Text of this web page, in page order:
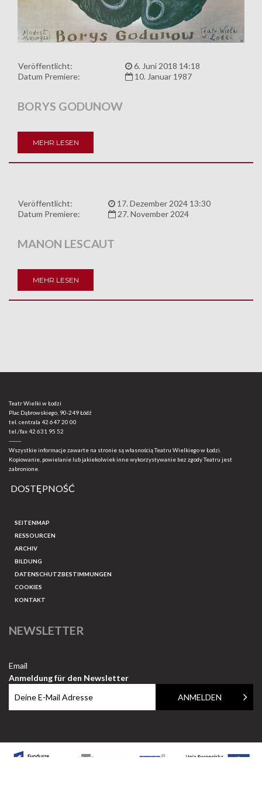
Veröffentlicht:
6. Juni 2018 14:18
Datum Premiere:
10. Januar 1987
BORYS GODUNOW
MEHR LESEN
Veröffentlicht:
17. Dezember 2024 13:30
Datum Premiere:
27. November 2024
MANON LESCAUT
MEHR LESEN
Teatr Wielki w Łodzi
Plac Dąbrowskiego, 90-249 Łódź
tel. centrala 42 647 20 00
tel./fax42 631 95 52
-------
Wszystkie informacje zawarte na stronie są własnością Teatru Wielkiego w Łodzi.
Kopiowanie, powielanie lub jakiekolwiek inne wykorzystywanie bez zgody Teatru jest
zabronione.
DOSTĘPNOŚĆ
SEITENMAP
RESSOURCEN
ARCHIV
BILDUNG
DATENSCHUTZBESTIMMUNGEN
COOKIES
KONTAKT
NEWSLETTER
Email
Anmeldung für den Newsletter